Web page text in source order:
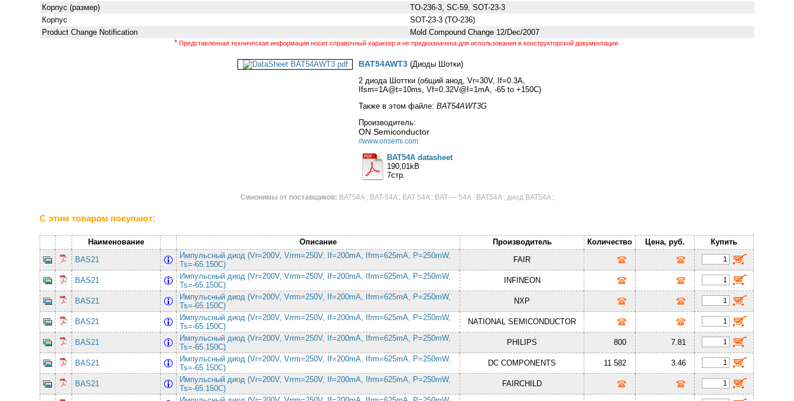
Корпус (размер)
TO-236-3, SC-59, SOT-23-3
Корпус
SOT-23-3 (TO-236)
Product Change Notification
Mold Compound Change 12/Dec/2007
* Представленная техническая информация носит справочный характер и не предназначена для использования в конструкторской документации.
BAT54AWT3 (Диоды Шотки)
2 диода Шоттки (общий анод, Vr=30V, If=0.3A,
Ifsm=1A@t=10ms, Vf=0.32V@I=1mA, -65 to +150C)
Также в этом файле: BAT54AWT3G
Производитель:
ON Semiconductor
//www.onsemi.com
BAT54A datasheet
190,01kB
7стр.
Синонимы от поставщиков: BAT54A ; BAT-54A ; BAT 54A ; BAT — 54A ; BAT54A ; диод BAT54A ;
С этим товаром покупают:
Наименование Описание Производитель Количество Цена, руб.
Купить
BAS21
Импульсный диод (Vr=200V, Vrrm=250V, If=200mA, Ifrm=625mA, P=250mW,
Ts=-65.150C)
FAIR
BAS21
Импульсный диод (Vr=200V, Vrrm=250V, If=200mA, Ifrm=625mA, P=250mW,
Ts=-65.150C)
INFINEON
BAS21
Импульсный диод (Vr=200V, Vrrm=250V, If=200mA, Ifrm=625mA, P=250mW,
Ts=-65.150C)
NXP
BAS21
Импульсный диод (Vr=200V, Vrrm=250V, If=200mA, Ifrm=625mA, P=250mW,
Ts=-65.150C)
NATIONAL SEMICONDUCTOR
BAS21
Импульсный диод (Vr=200V, Vrrm=250V, If=200mA, Ifrm=625mA, P=250mW,
Ts=-65.150C)
PHILIPS 800 7.81
BAS21
Импульсный диод (Vr=200V, Vrrm=250V, If=200mA, Ifrm=625mA, P=250mW,
Ts=-65.150C)
DC COMPONENTS 11 582 3.46
BAS21
Импульсный диод (Vr=200V, Vrrm=250V, If=200mA, Ifrm=625mA, P=250mW,
Ts=-65.150C)
FAIRCHILD